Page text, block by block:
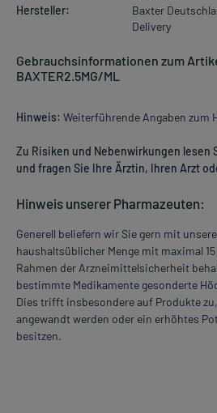
Hersteller:
Baxter
Delivery
Gebrauchsinformationen zum
BAXTER2.5MG/ML
Hinweis: Weiterführende Angaben zum
Zu Risiken und Nebenwirkungen lesen
und fragen Sie Ihre Ärztin, Ihren Arzt
Hinweis unserer Pharmazeuten:
Generell beliefern wir Sie gern mit
haushaltsüblicher Menge mit maximal
Rahmen der Arzneimittelsicherheit
bestimmte Medikamente gesonderte
Dies trifft insbesondere auf Produkte
angewandt werden oder ein erhöhtes
besitzen.